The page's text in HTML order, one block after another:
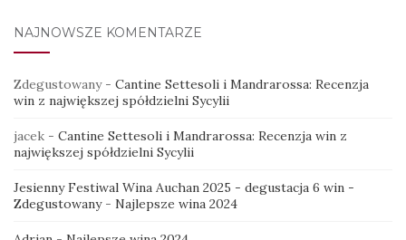
NAJNOWSZE KOMENTARZE
Zdegustowany- Cantine Settesoli i Mandrarossa: Recenzja
win z największej spółdzielni Sycylii
jacek - Cantine Settesoli i Mandrarossa: Recenzja win z
największej spółdzielni Sycylii
Jesienny Festiwal Wina Auchan 2025 - degustacja 6 win -
Zdegustowany- Najlepsze wina 2024